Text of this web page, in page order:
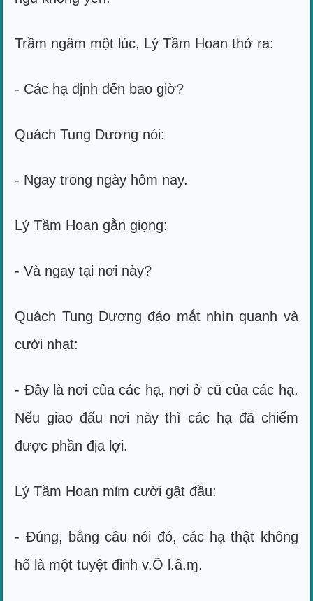
Trầm ngâm một lúc, Lý Tầm Hoan thở ra:
- Các hạ định đến bao giờ?
Quách Tung Dương nói:
- Ngay trong ngày hôm nay.
Lý Tầm Hoan gằn giọng:
- Và ngay tại nơi này?
Quách Tung Dương đảo mắt nhìn quanh và
cười nhạt:
- Đây là nơi của các hạ, nơi ở cũ của các hạ.
Nếu giao đấu nơi này thì các hạ đã chiếm
được phần địa lợi.
Lý Tầm Hoan mỉm cười gật đầu:
- Đúng, bằng câu nói đó, các hạ thật không
hổ là một tuyệt đỉnh v.Õ l.â.ɱ.